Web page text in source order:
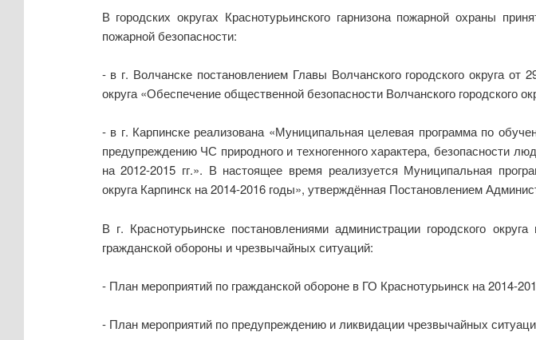
В городских округах Краснотурьинского гарнизона пожарной охраны
пожарной безопасности:
- в г. Волчанске постановлением Главы Волчанского городского округа
округа «Обеспечение общественной безопасности Волчанского городского
- в г. Карпинске реализована «Муниципальная целевая программа по
предупреждению ЧС природного и техногенного характера, безопасности
на 2012-2015 гг.». В настоящее время реализуется Муниципальная
округа Карпинск на 2014-2016 годы», утверждённая Постановлением
В г. Краснотурьинске постановлениями администрации городского
гражданской обороны и чрезвычайных ситуаций:
- План мероприятий по гражданской обороне в ГО Краснотурьинск на 2014-
- План мероприятий по предупреждению и ликвидации чрезвычайных